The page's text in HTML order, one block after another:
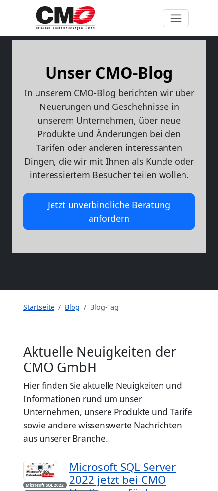
Unser CMO-Blog
In unserem CMO-Blog berichten wir über
Neuerungen und Geschehnisse in
unserem Unternehmen, über neue
Produkte und Änderungen bei den
Tarifen oder anderen interessanten
Dingen, die wir mit Ihnen als Kunde oder
interessiertem Besucher teilen wollen.
Jetzt unverbindliche Beratung
anfordern
Startseite Blog Blog-Tag
Aktuelle Neuigkeiten der
CMO GmbH
Hier finden Sie aktuelle Neuigkeiten und
Informationen rund um unser
Unternehmen, unsere Produkte und Tarife
sowie andere wissenswerte Nachrichten
aus unserer Branche.
Microsoft SQL 2022
Microsoft SQL Server
2022 jetzt bei CMO